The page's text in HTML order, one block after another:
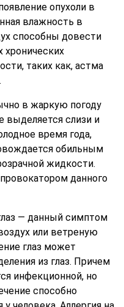
опухоли в
влажность в
способны довести
хронических
таких как, астма
в жаркую погоду
выделяется слизи и
время года,
обильным
жидкости.
данного
— данный симптом
или ветреную
глаз может
из глаз. Причем
инфекционной, но
способно